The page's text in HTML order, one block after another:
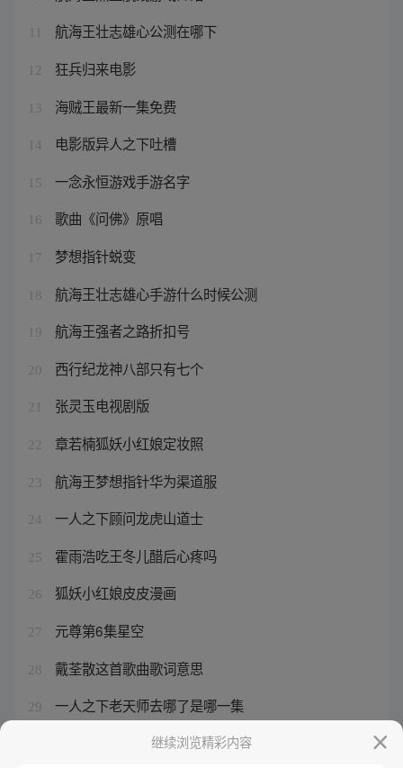
航海王壮志雄心公测在哪下
12 狂兵归来电影
13 海贼王最新一集免费
14 电影版异人之下吐槽
15 一念永恒游戏手游名字
16 歌曲《问佛》原唱
17 梦想指针蜕变
18 航海王壮志雄心手游什么时候公测
19 航海王强者之路折扣号
20 西行纪龙神八部只有七个
21 张灵玉电视剧版
22 章若楠狐妖小红娘定妆照
23 航海王梦想指针华为渠道服
24 一人之下顾问龙虎山道士
25 霍雨浩吃王冬儿醋后心疼吗
26 狐妖小红娘皮皮漫画
27 元尊第6集星空
28 戴荃散这首歌曲歌词意思
29 一人之下老天师去哪了是哪一集
一人之下全部演员表介绍继续浏览精彩内容